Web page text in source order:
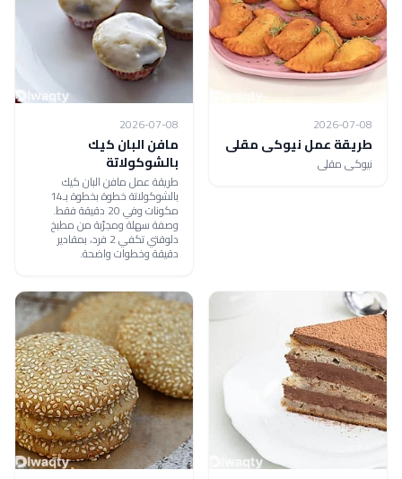
2026-07-08
طريقة عمل نيوكى مقلى
نيوكى مقلى
2026-07-08
مافن البان كيك
بالشوكولاتة
طريقة عمل مافن البان كيك
بالشوكولاتة خطوة بخطوة بـ14
مكونات وفي 20 دقيقة فقط.
وصفة سهلة ومجرّبة من مطبخ
دلوقتي تكفي 2 فرد، بمقادير
دقيقة وخطوات واضحة.